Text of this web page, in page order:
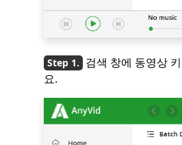
검색 창에 동영상
요.